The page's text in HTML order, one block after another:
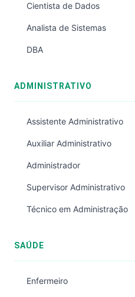
Cientista de Dados
Analista de Sistemas
DBA
ADMINISTRATIVO
Assistente Administrativo
Auxiliar Administrativo
Administrador
Supervisor Administrativo
Técnico em Administração
SAÚDE
Enfermeiro